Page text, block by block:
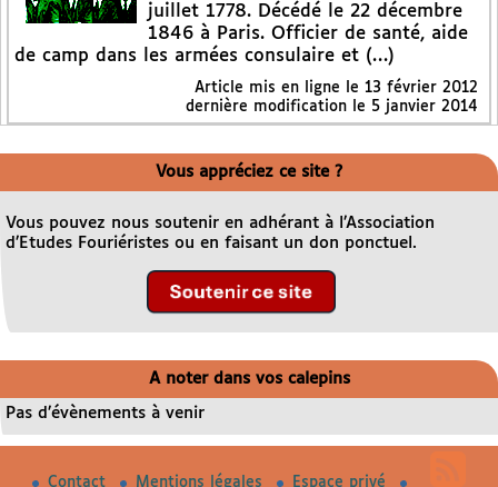
juillet 1778. Décédé le 22 décembre
1846 à Paris. Officier de santé, aide
de camp dans les armées consulaire et (…)
Article mis en ligne le 13 février 2012
dernière modification le 5 janvier 2014
Vous appréciez ce site ?
Vous pouvez nous soutenir en adhérant à l’Association
d’Etudes Fouriéristes ou en faisant un don ponctuel.
A noter dans vos calepins
Pas d’évènements à venir
Contact Mentions légales Espace privé